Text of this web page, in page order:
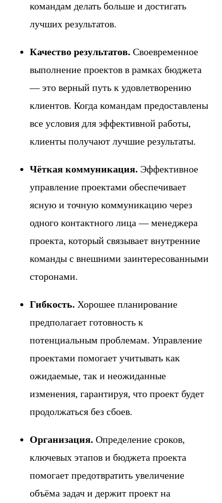
командам делать больше и достигать
лучших результатов.
Качество результатов. Своевременное
выполнение проектов в рамках бюджета
— это верный путь к удовлетворению
клиентов. Когда командам предоставлены
все условия для эффективной работы,
клиенты получают лучшие результаты.
Чёткая коммуникация. Эффективное
управление проектами обеспечивает
ясную и точную коммуникацию через
одного контактного лица — менеджера
проекта, который связывает внутренние
команды с внешними заинтересованными
сторонами.
Гибкость. Хорошее планирование
предполагает готовность к
потенциальным проблемам. Управление
проектами помогает учитывать как
ожидаемые, так и неожиданные
изменения, гарантируя, что проект будет
продолжаться без сбоев.
Организация. Определение сроков,
ключевых этапов и бюджета проекта
помогает предотвратить увеличение
объёма задач и держит проект на